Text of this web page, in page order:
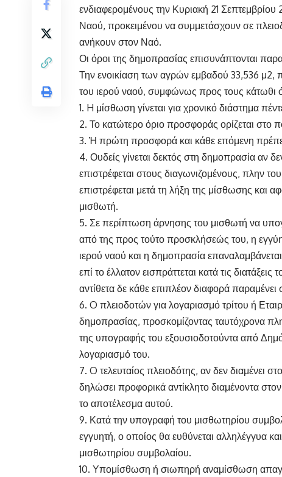
ενδιαφερομένους την Κυριακή 21
Ναού, προκειμένου να συμμετάσχουν σε
ανήκουν στον Ναό.
Οι όροι της δημοπρασίας επισυνάπτονται
Την ενοικίαση των αγρών εμβαδού 33,536 μ2,
του ιερού ναού, συμφώνως προς τους κάτωθι
1. H μίσθωση γίνεται για χρονικό διάστημα
2. Το κατώτερο όριο προσφοράς ορίζεται στο
3. Ἡ πρώτη προσφορά και κάθε επόμενη
4. Ουδείς γίνεται δεκτός στη δημοπρασία αν
επιστρέφεται στους διαγωνιζομένους, πλην
επιστρέφεται μετά τη λήξη της μίσθωσης και
μισθωτή.
5. Σε περίπτωση άρνησης του μισθωτή να
από της προς τούτο προσκλήσεώς του, η
ιερού ναού και η δημοπρασία
επί το έλλατον εισπράττεται κατά τις
αντίθετα δε κάθε επιπλέον διαφορά
6. O πλειοδοτών για λογαριασμό τρίτου ή
δημοπρασίας, προσκομίζοντας ταυτόχρονα
της υπογραφής του εξουσιοδοτούντα από
λογαριασμό του.
7. O τελευταίος πλειοδότης, αν δεν διαμένει
δηλώσει προφορικά αντίκλητο διαμένοντα
το αποτέλεσμα αυτού.
9. Κατά την υπογραφή του μισθωτηρίου
εγγυητή, ο οποίος θα ευθύνεται αλληλέγγυα
μισθωτηρίου συμβολαίου.
10. Υπομίσθωση ή σιωπηρή αναμίσθωση